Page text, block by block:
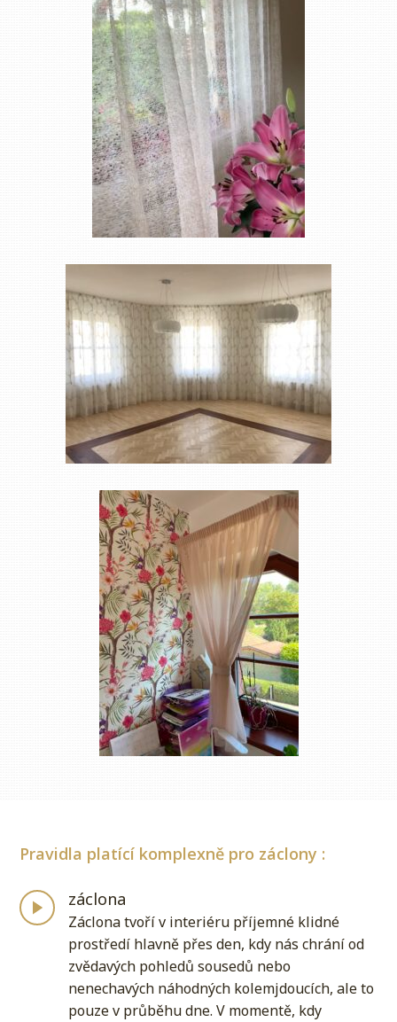
Pravidla platící komplexně pro záclony :
záclona
Záclona tvoří v interiéru příjemné klidné
prostředí hlavně přes den, kdy nás chrání od
zvědavých pohledů sousedů nebo
nenechavých náhodných kolemjdoucích, ale to
pouze v průběhu dne. V momentě, kdy